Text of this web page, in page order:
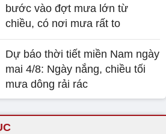
bước vào đợt mưa lớn từ
chiều, có nơi mưa rất to
Dự báo thời tiết miền Nam ngày
mai 4/8: Ngày nắng, chiều tối
mưa dông rải rác